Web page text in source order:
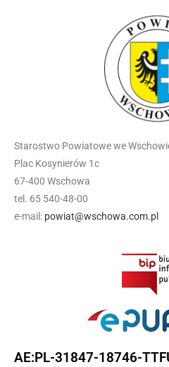
Starostwo Powiatowe we
Plac Kosynierów 1c
67-400 Wschowa
tel. 65 540-48-00
e-mail: powiat@wschowa.com.pl
AE:PL-31847-18746-